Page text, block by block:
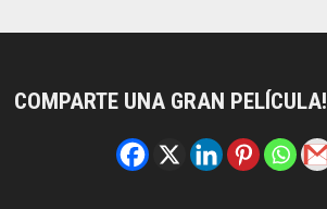
COMPARTE UNA GRAN PELÍCULA!